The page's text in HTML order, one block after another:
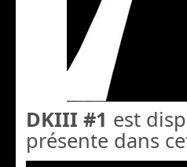
DKIII #1 est
présente dans